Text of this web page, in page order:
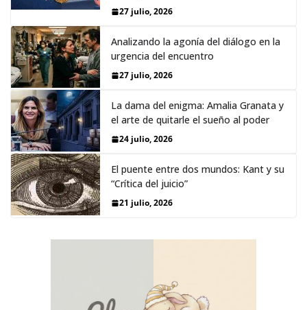
27 julio, 2026
Analizando la agonía del diálogo en la
urgencia del encuentro
27 julio, 2026
La dama del enigma: Amalia Granata y
el arte de quitarle el sueño al poder
24 julio, 2026
El puente entre dos mundos: Kant y su
“Crítica del juicio”
21 julio, 2026